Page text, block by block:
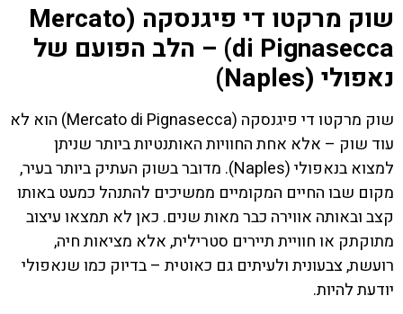
שוק מרקטו די פיגנסקה (Mercato
di Pignasecca) – הלב הפועם של
נאפולי (Naples)
שוק מרקטו די פיגנסקה (Mercato di Pignasecca) הוא לא
עוד שוק – אלא אחת החוויות האותנטיות ביותר שניתן
למצוא בנאפולי (Naples). מדובר בשוק העתיק ביותר בעיר,
מקום שבו החיים המקומיים ממשיכים להתנהל כמעט באותו
קצב ובאותה אווירה כבר מאות שנים. כאן לא תמצאו עיצוב
מתוקתק או חוויית תיירים סטרילית, אלא מציאות חיה,
רועשת, צבעונית ולעיתים גם כאוטית – בדיוק כמו שנאפולי
יודעת להיות.